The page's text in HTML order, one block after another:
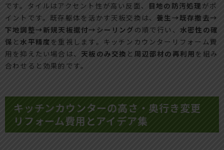
です。タイルはアクセント性が高い反面、 目地の防汚処理 がポ
イントです。既存躯体を活かす天板交換は、 養生→既存撤去→
下地調整→新規天板据付→シーリング の順で行い、 水密性の確
保 と水平精度 を重視します。キッチンカウンターリフォーム費
用を抑えたい場合は、 天板のみ交換 と 周辺部材の再利用を組み
合わせると効果的です。
キッチンカウンターの高さ・奥行き変更
リフォーム費用とアイデア集